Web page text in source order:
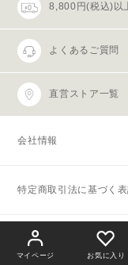
8,800円(税込)以
よくあるご質問
直営ストア一覧
会社情報
特定商取引法に基づく
プライバシーポリシー
マイページ お気に入り